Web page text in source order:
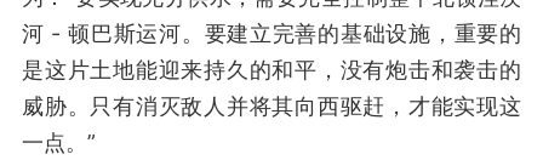
河 - 顿巴斯运河。要建立完善的基础设施，重要的
是这片土地能迎来持久的和平，没有炮击和袭击的
威胁。只有消灭敌人并将其向西驱赶，才能实现这
一点。”